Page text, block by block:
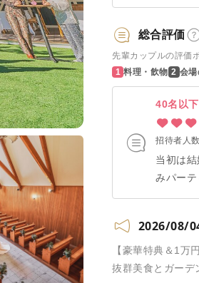
総合評価
先輩カップルの評価
料理・飲物
会
40名以
招待者人
当初は
みパーテ
が叶った
2026/08/
【豪華特典＆1
抜群美食とガーデ